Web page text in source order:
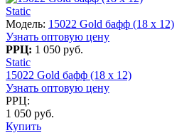
Static
Модель: 15022 Gold бафф (18 x 12)
Узнать оптовую цену
РРЦ: 1 050 руб.
Static
15022 Gold бафф (18 x 12)
Узнать оптовую цену
РРЦ:
1 050 руб.
Купить